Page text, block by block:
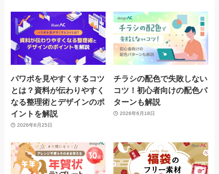
パワポを見やすくするコツ
とは？資料が伝わりやすく
なる整理術とデザインのポ
イントを解説
2026年6月25日
チラシの配色で失敗しない
コツ！初心者向けの配色パ
ターンも解説
2026年6月18日